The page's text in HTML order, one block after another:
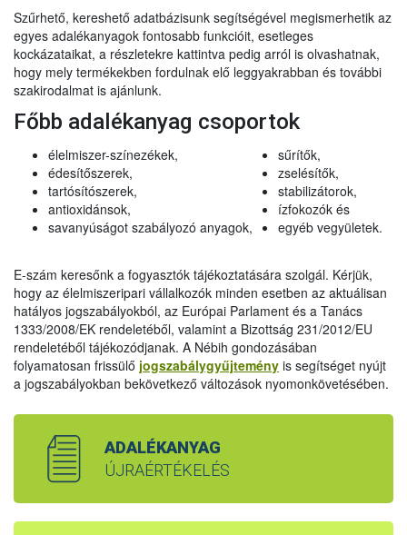
Szűrhető, kereshető adatbázisunk segítségével megismerhetik az
egyes adalékanyagok fontosabb funkcióit, esetleges
kockázataikat, a részletekre kattintva pedig arról is olvashatnak,
hogy mely termékekben fordulnak elő leggyakrabban és további
szakirodalmat is ajánlunk.
Főbb adalékanyag csoportok
élelmiszer-színezékek,
édesítőszerek,
tartósítószerek,
antioxidánsok,
savanyúságot szabályozó anyagok,
sűrítők,
zselésítők,
stabilizátorok,
ízfokozók és
egyéb vegyületek.
E-szám keresőnk a fogyasztók tájékoztatására szolgál. Kérjük,
hogy az élelmiszeripari vállalkozók minden esetben az aktuálisan
hatályos jogszabályokból, az Európai Parlament és a Tanács
1333/2008/EK rendeletéből, valamint a Bizottság 231/2012/EU
rendeletéből tájékozódjanak. A Nébih gondozásában
folyamatosan frissülő jogszabálygyűjtemény is segítséget nyújt
a jogszabályokban bekövetkező változások nyomonkövetésében.
ADALÉKANYAG
ÚJRAÉRTÉKELÉS